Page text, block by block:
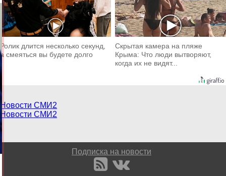
Ролик длится несколько секунд,
а смеяться вы будете долго
Скрытая камера на пляже
Крыма: Что люди вытворяют,
когда их не видят...
Новости СМИ2
Новости СМИ2
Подписка на новости